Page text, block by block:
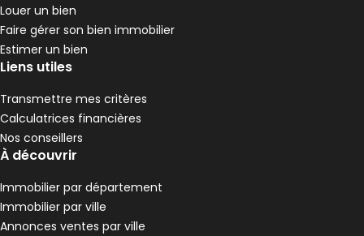
Louer un bien
Faire gérer son bien immobilier
Estimer un bien
Liens utiles
Transmettre mes critères
Calculatrices financières
Nos conseillers
À découvrir
Immobilier par département
Immobilier par ville
Annonces ventes par ville